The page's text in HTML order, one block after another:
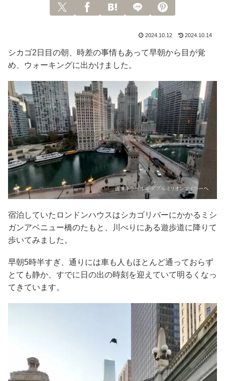
2024.10.12 2024.10.14
シカゴ2日目の朝、時差の事情もあって早朝から目が覚
め、ウォーキングに出かけました。
宿泊していたロンドンハウスはシカゴリバーにかかるミシ
ガンアベニュー橋のたもと、川べりにある遊歩道に降りて
歩いてみました。
早朝5時半すぎ、通りには車も人もほとんど通っておらず
とても静か、すでに日の出の時刻を迎えていて明るくなっ
てきています。